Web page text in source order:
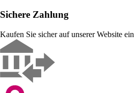
Sichere Zahlung
Kaufen Sie sicher auf unserer Website ein